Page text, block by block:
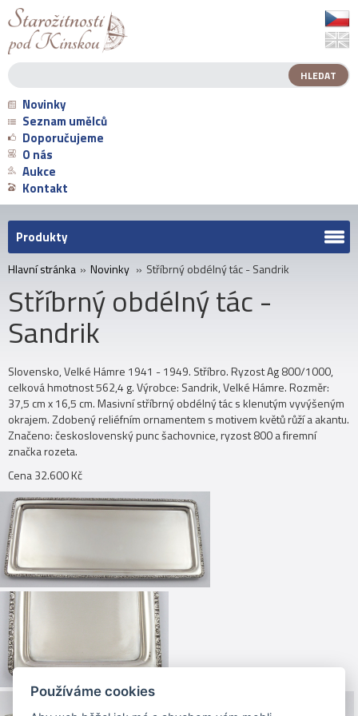
Novinky
Seznam umělců
Doporučujeme
O nás
Aukce
Kontakt
Produkty
Hlavní stránka » Novinky » Stříbrný obdélný tác - Sandrik
Stříbrný obdélný tác -
Sandrik
Slovensko, Velké Hámre 1941 - 1949. Stříbro. Ryzost Ag 800/1000,
celková hmotnost 562,4 g. Výrobce: Sandrik, Velké Hámre. Rozměr:
37,5 cm x 16,5 cm. Masivní stříbrný obdélný tác s klenutým vyvýšeným
okrajem. Zdobený reliéfním ornamentem s motivem květů růží a akantu.
Značeno: československý punc šachovnice, ryzost 800 a firemní
značka rozeta.
Cena 32.600 Kč
Používáme cookies